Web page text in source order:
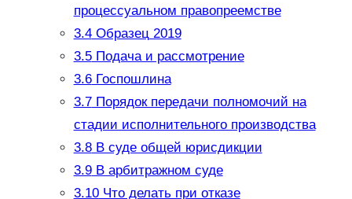
процессуальном правопреемстве
3.4Образец 2019
3.5Подача и рассмотрение
3.6Госпошлина
3.7Порядок передачи полномочий на
стадии исполнительного производства
3.8В суде общей юрисдикции
3.9В арбитражном суде
3.10Что делать при отказе